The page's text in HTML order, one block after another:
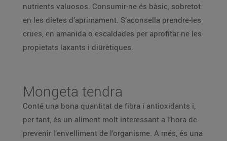
nutrients valuosos. Consumir-ne és bàsic, sobretot
en les dietes d’aprimament. S’aconsella prendre-les
crues, en amanida o escaldades per aprofitar-ne les
propietats laxants i diürètiques.
Mongeta tendra
Conté una bona quantitat de fibra i antioxidants i,
per tant, és un aliment molt interessant a l’hora de
prevenir l’envelliment de l’organisme. A més, és una